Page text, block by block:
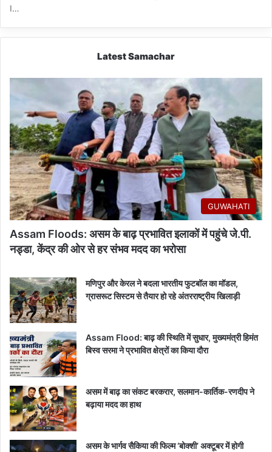
I…
Latest Samachar
GUWAHATI
Assam Floods: असम के बाढ़ प्रभावित इलाकों में पहुंचे जे.पी.
नड्डा, केंद्र की ओर से हर संभव मदद का भरोसा
मणिपुर और केरल ने बदला भारतीय फुटबॉल का मॉडल,
ग्रासरूट सिस्टम से तैयार हो रहे अंतरराष्ट्रीय खिलाड़ी
Assam Flood: बाढ़ की स्थिति में सुधार, मुख्यमंत्री हिमंत
बिस्व सरमा ने प्रभावित क्षेत्रों का किया दौरा
असम में बाढ़ का संकट बरकरार, सलमान-कार्तिक-रणदीप ने
बढ़ाया मदद का हाथ
असम के भार्गव सैकिया की फिल्म ‘बोक्शी’ अक्टूबर में होगी